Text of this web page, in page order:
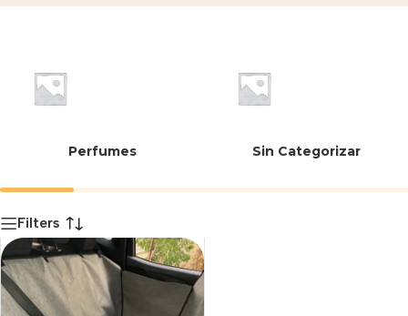
Perfumes Sin Categorizar
Filters